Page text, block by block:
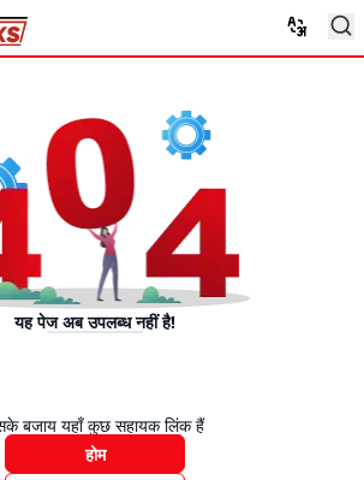
यह पेज अब उपलब्ध नहीं है!
बजाय यहाँ कुछ सहायक लिंक हैं
होम